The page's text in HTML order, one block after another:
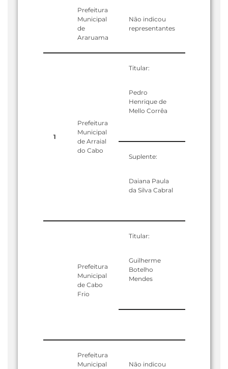
Prefeitura
Municipal
de
Araruama
Não indicou
representantes
1
Prefeitura
Municipal
de Arraial
do Cabo
Titular:
Pedro
Henrique de
Mello Corrêa
Suplente:
Daiana Paula
da Silva Cabral
Prefeitura
Municipal
de Cabo
Frio
Titular:
Guilherme
Botelho
Mendes
Prefeitura
Municipal
Não indicou